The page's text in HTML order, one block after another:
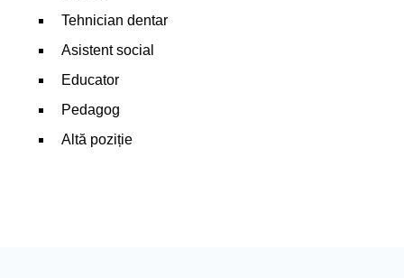
Tehnician dentar
Asistent social
Educator
Pedagog
Altă poziție